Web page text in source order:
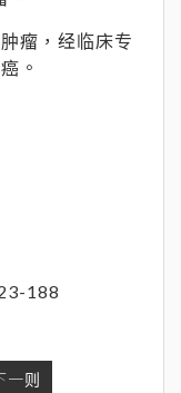
瘤，经临床专
。
188
一则